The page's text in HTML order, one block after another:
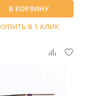
В КОРЗИНУ
В 1 КЛИК